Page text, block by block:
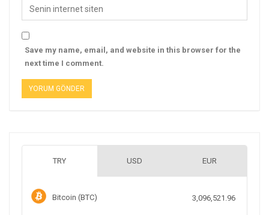
Save my name, email, and website in this browser for the
next time I comment.
TRY USD EUR
Bitcoin (BTC) 3,096,521.96